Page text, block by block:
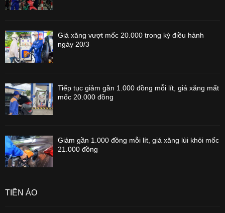
Giá xăng vượt mốc 20.000 trong kỳ điều hành
ngày 20/3
Tiếp tục giảm gần 1.000 đồng mỗi lít, giá xăng mất
mốc 20.000 đồng
Giảm gần 1.000 đồng mỗi lít, giá xăng lùi khỏi mốc
21.000 đồng
TIỀN ẢO